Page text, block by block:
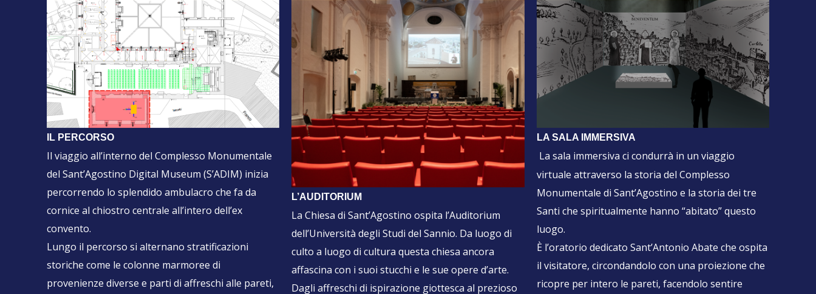
IL PERCORSO
Il viaggio all’interno del Complesso Monumentale
del Sant’Agostino Digital Museum (S’ADIM) inizia
percorrendo lo splendido ambulacro che fa da
cornice al chiostro centrale all’intero dell’ex
convento.
Lungo il percorso si alternano stratificazioni
storiche come le colonne marmoree di
provenienze diverse e parti di affreschi alle pareti,
L’AUDITORIUM
La Chiesa di Sant’Agostino ospita l’Auditorium
dell’Università degli Studi del Sannio. Da luogo di
culto a luogo di cultura questa chiesa ancora
affascina con i suoi stucchi e le sue opere d’arte.
Dagli affreschi di ispirazione giottesca al prezioso
LA SALA IMMERSIVA
La sala immersiva ci condurrà in un viaggio
virtuale attraverso la storia del Complesso
Monumentale di Sant’Agostino e la storia dei tre
Santi che spiritualmente hanno “abitato” questo
luogo.
È l’oratorio dedicato Sant’Antonio Abate che ospita
il visitatore, circondandolo con una proiezione che
ricopre per intero le pareti, facendolo sentire